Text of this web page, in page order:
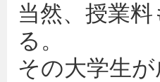
当然、授業
る。
その大学生